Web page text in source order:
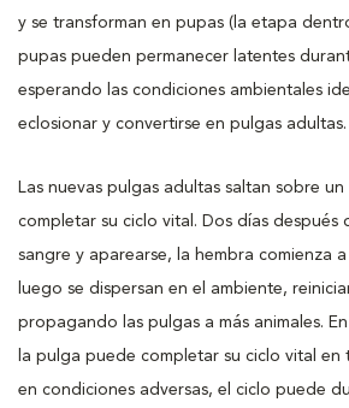
y se transforman en pupas (la etapa
pupas pueden permanecer latentes
esperando las condiciones ambientales
eclosionar y convertirse en pulgas adultas.
Las nuevas pulgas adultas saltan sobre
completar su ciclo vital. Dos días después
sangre y aparearse, la hembra comienza
luego se dispersan en el ambiente,
propagando las pulgas a más animales.
la pulga puede completar su ciclo vital en
en condiciones adversas, el ciclo puede